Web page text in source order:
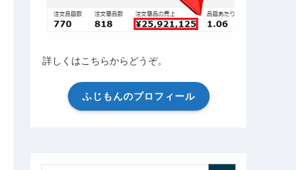
詳しくはこちらからどうぞ。
ふじもんのプロフィール